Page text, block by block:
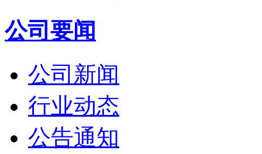
公司要闻
公司新闻
行业动态
公告通知